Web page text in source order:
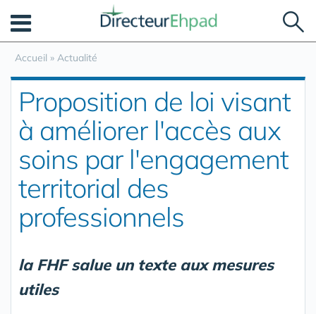
Accueil » Actualité
Proposition de loi visant
à améliorer l'accès aux
soins par l'engagement
territorial des
professionnels
la FHF salue un texte aux mesures
utiles
Panneau de gestion des cookies